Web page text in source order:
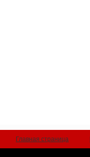
Главная страница